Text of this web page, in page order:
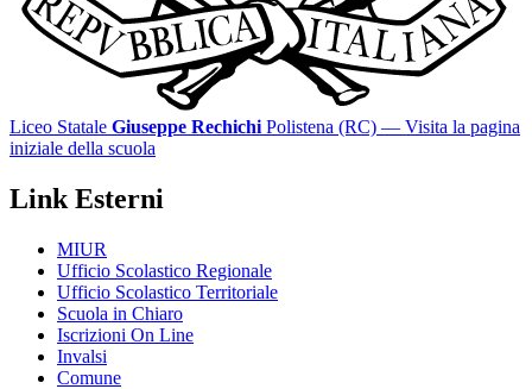
Liceo Statale Giuseppe Rechichi Polistena (RC) — Visita la pagina
iniziale della scuola
Link Esterni
MIUR
Ufficio Scolastico Regionale
Ufficio Scolastico Territoriale
Scuola in Chiaro
Iscrizioni On Line
Invalsi
Comune